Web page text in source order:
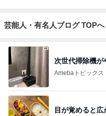
芸能人・有名人ブログ TOPへ
次世代掃除機が
Amebaトピックス
目が覚めると